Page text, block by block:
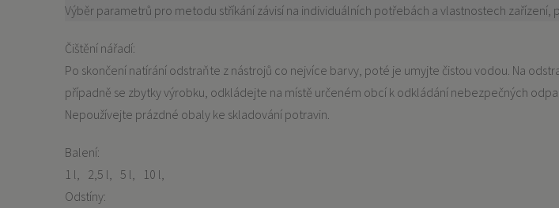
Výběr parametrů pro metodu stříkání závisí na individuálních potřebách a vlastnostech zařízení,
Čištění nářadí:
Po skončení natírání odstraňte z nástrojů co nejvíce barvy, poté je umyjte čistou vodou. Na
případně se zbytky výrobku, odkládejte na místě určeném obcí k odkládání nebezpečných
Nepoužívejte prázdné obaly ke skladování potravin.
Balení:
1 l
2,5 l 5 l
10 l
Odstíny: